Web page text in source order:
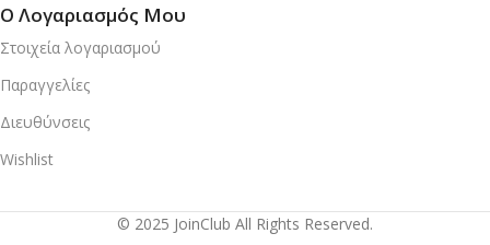
Ο Λογαριασμός Μου
Στοιχεία λογαριασμού
Παραγγελίες
Διευθύνσεις
Wishlist
© 2025 JoinClub All Rights Reserved.